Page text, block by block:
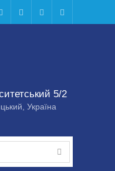
FacebookInstagram
X Youtube
5/2
Україна